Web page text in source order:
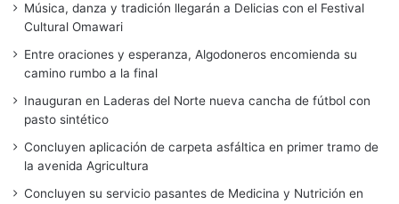
Música, danza y tradición llegarán a Delicias con el Festival
Cultural Omawari
Entre oraciones y esperanza, Algodoneros encomienda su
camino rumbo a la final
Inauguran en Laderas del Norte nueva cancha de fútbol con
pasto sintético
Concluyen aplicación de carpeta asfáltica en primer tramo de
la avenida Agricultura
Concluyen su servicio pasantes de Medicina y Nutrición en